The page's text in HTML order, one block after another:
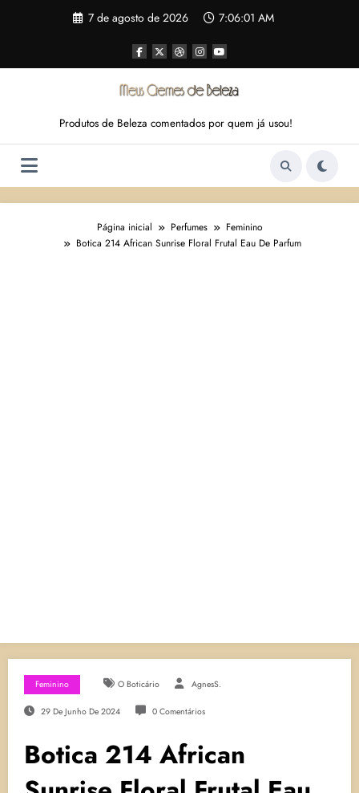
7 de agosto de 2026 7:06:02 AM
Produtos de Beleza comentados por quem já usou!
Página inicial Perfumes
Feminino
Botica 214 African Sunrise Floral Frutal Eau De Parfum
Feminino O Boticário AgnesS.
29 De Junho De 2024 0 Comentários
Botica 214 African